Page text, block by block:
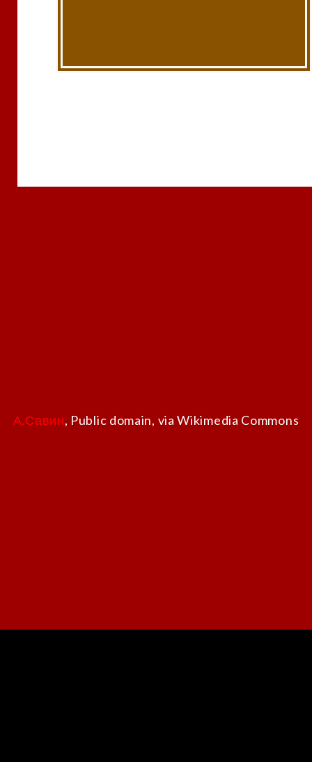
А.Савин, Public domain, via Wikimedia Commons